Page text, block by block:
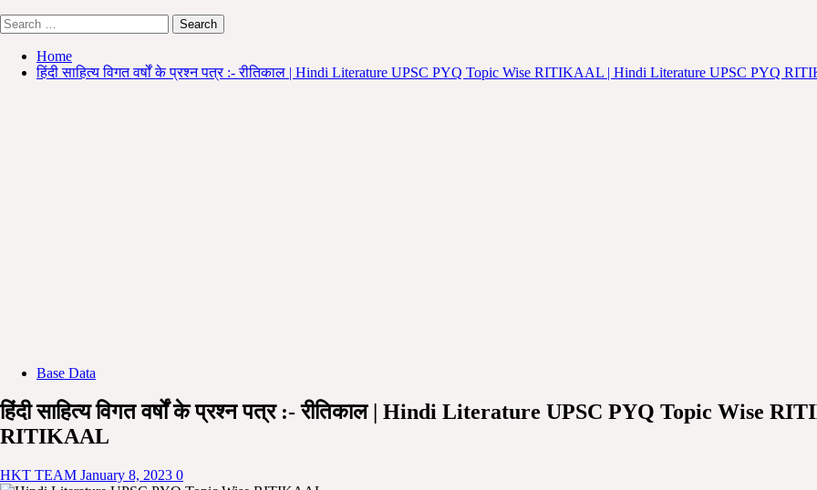
Search
for:
Home
हिंदी साहित्य विगत वर्षों के प्रश्न पत्र :- रीतिकाल | Hindi Literature UPSC PYQ Topic Wise RITIKAAL | Hindi Literature UPSC PYQ
Base Data
हिंदी साहित्य विगत वर्षों के प्रश्न पत्र :- रीतिकाल | Hindi Literature UPSC PYQ Topic Wise
RITIKAAL
HKT TEAM January 8, 2023 0